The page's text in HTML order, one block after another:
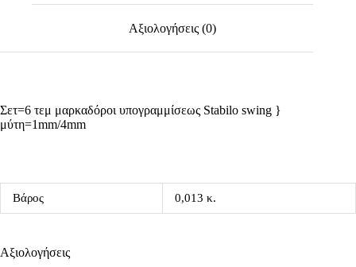
Αξιολογήσεις (0)
Σετ=6 τεμ μαρκαδόροι υπογραμμίσεως Stabilo swing }
μύτη=1mm/4mm
Βάρος 0,013 κ.
Αξιολογήσεις